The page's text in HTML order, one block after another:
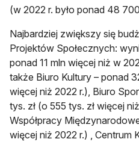
(w 2022 r. było ponad 48
Najbardziej zwiększy się
Projektów Społecznych:
ponad 11 mln więcej niż w
także Biuro Kultury – ponad
więcej niż 2022 r.), Biuro
tys. zł (o 555 tys. zł więcej
Współpracy
więcej niż 2022 r.) , Centrum